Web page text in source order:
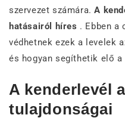
szervezet számára. A
hatásairól híres . Ebben a
védhetnek ezek a levelek
és hogyan segíthetik elő
A kenderlevél
tulajdonságai